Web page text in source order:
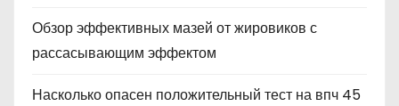
Обзор эффективных мазей от жировиков с
рассасывающим эффектом
Насколько опасен положительный тест на впч 45